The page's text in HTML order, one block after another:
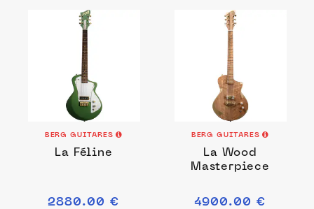
BERG GUITARES
La Féline
2880.00 €
BERG GUITARES
La Wood
Masterpiece
4900.00 €